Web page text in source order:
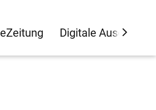
eZeitung Digitale Ausgaben